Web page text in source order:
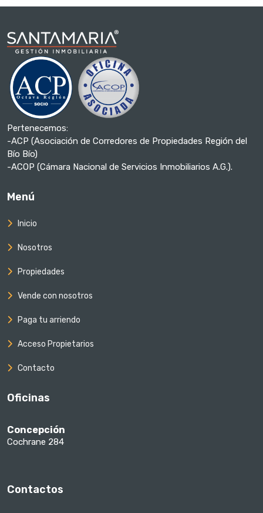
Pertenecemos:
-ACP (Asociación de Corredores de Propiedades Región del
Bío Bío)
-ACOP (Cámara Nacional de Servicios Inmobiliarios A.G.).
Menú
Inicio
Nosotros
Propiedades
Vende con nosotros
Paga tu arriendo
Acceso Propietarios
Contacto
Oficinas
Concepción
Cochrane 284
Contactos